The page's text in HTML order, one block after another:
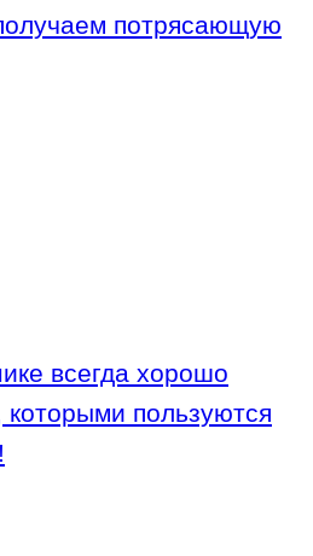
потрясающую
всегда хорошо
которыми пользуются